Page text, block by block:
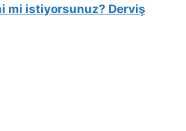
mi istiyorsunuz? Derviş